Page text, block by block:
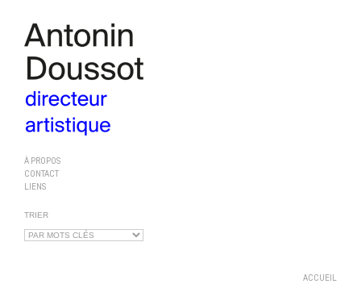
À PROPOS
CONTACT
LIENS
TRIER
ACCUEIL